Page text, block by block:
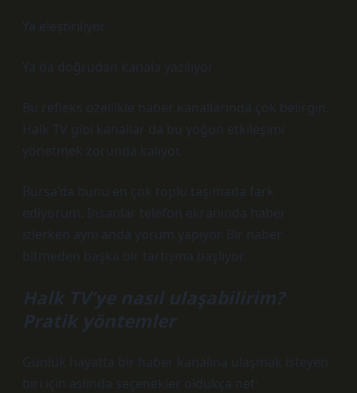
Ya eleştiriliyor
Ya da doğrudan kanala yazılıyor
Bu refleks özellikle haber kanallarında çok belirgin.
Halk TV gibi kanallar da bu yoğun etkileşimi
yönetmek zorunda kalıyor.
Bursa’da bunu en çok toplu taşımada fark
ediyorum. İnsanlar telefon ekranında haber
izlerken aynı anda yorum yapıyor. Bir haber
bitmeden başka bir tartışma başlıyor.
Halk TV’ye nasıl ulaşabilirim?
Pratik yöntemler
Günlük hayatta bir haber kanalına ulaşmak isteyen
biri için aslında seçenekler oldukça net: